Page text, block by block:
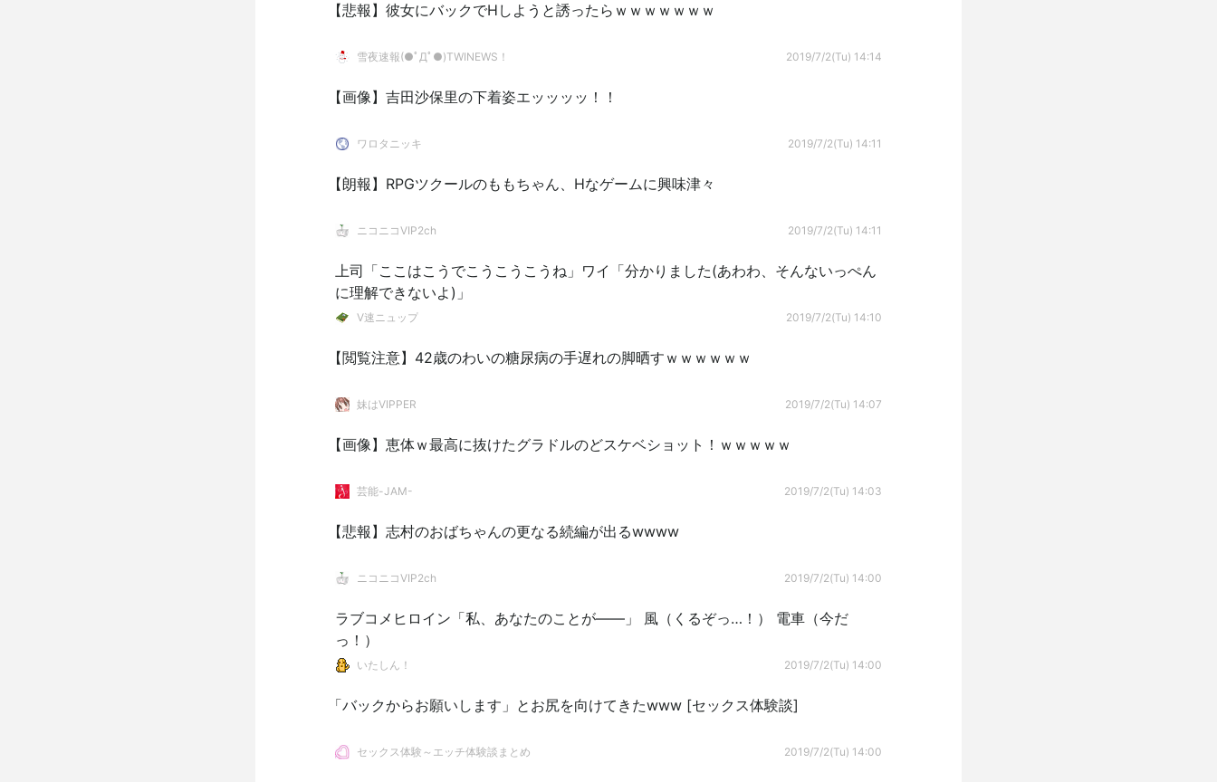
【悲報】彼女にバックでHしようと誘ったらｗｗｗｗｗｗｗ
雪夜速報(●ﾟДﾟ●)TWINEWS！ 2019/7/2(Tu) 14:14
【画像】吉田沙保里の下着姿エッッッッ！！
ワロタニッキ 2019/7/2(Tu) 14:11
【朗報】RPGツクールのももちゃん、Hなゲームに興味津々
ニコニコVIP2ch 2019/7/2(Tu) 14:11
上司「ここはこうでこうこうこうね」ワイ「分かりました(あわわ、そんないっぺん
に理解できないよ)」
V速ニュップ 2019/7/2(Tu) 14:10
【閲覧注意】42歳のわいの糖尿病の手遅れの脚晒すｗｗｗｗｗｗ
妹はVIPPER 2019/7/2(Tu) 14:07
【画像】恵体ｗ最高に抜けたグラドルのどスケベショット！ｗｗｗｗｗ
芸能-JAM- 2019/7/2(Tu) 14:03
【悲報】志村のおばちゃんの更なる続編が出るwwww
ニコニコVIP2ch 2019/7/2(Tu) 14:00
ラブコメヒロイン「私、あなたのことが――」 風（くるぞっ…！） 電車（今だ
っ！）
いたしん！ 2019/7/2(Tu) 14:00
「バックからお願いします」とお尻を向けてきたwww [セックス体験談]
セックス体験～エッチ体験談まとめ 2019/7/2(Tu) 14:00